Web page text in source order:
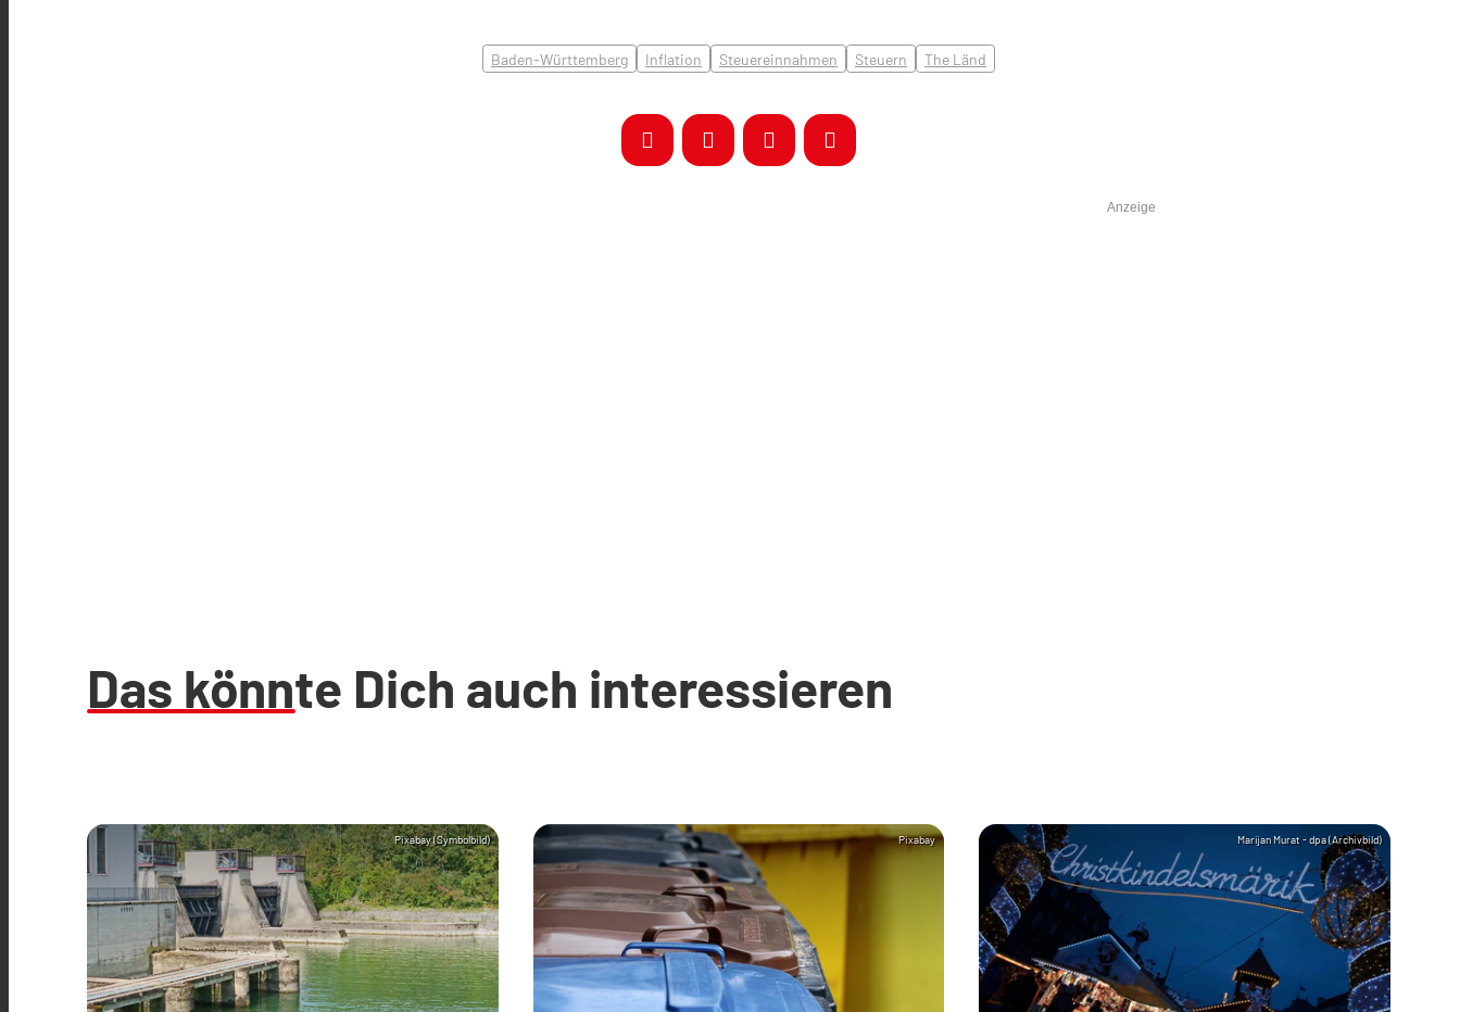
Baden-Württemberg Inflation Steuereinnahmen Steuern The Länd
Anzeige
Das könnte Dich auch interessieren
Pixabay (Symbolbild) Pixabay Marijan Murat - dpa (Archivbild)